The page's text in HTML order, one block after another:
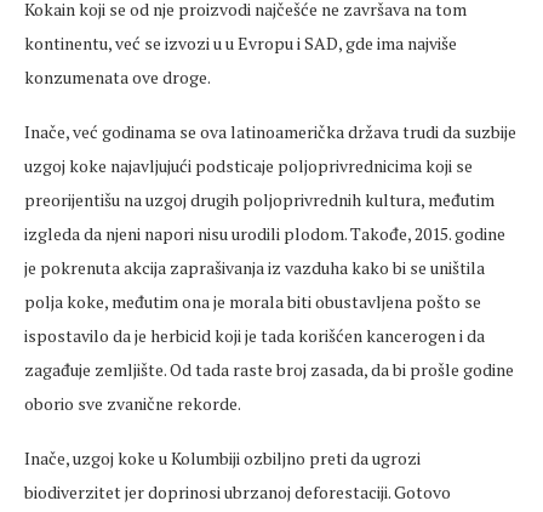
Kokain koji se od nje proizvodi najčešće ne završava na tom
kontinentu, već se izvozi u u Evropu i SAD, gde ima najviše
konzumenata ove droge.
Inače, već godinama se ova latinoamerička država trudi da suzbije
uzgoj koke najavljujući podsticaje poljoprivrednicima koji se
preorijentišu na uzgoj drugih poljoprivrednih kultura, međutim
izgleda da njeni napori nisu urodili plodom. Takođe, 2015. godine
je pokrenuta akcija zaprašivanja iz vazduha kako bi se uništila
polja koke, međutim ona je morala biti obustavljena pošto se
ispostavilo da je herbicid koji je tada korišćen kancerogen i da
zagađuje zemljište. Od tada raste broj zasada, da bi prošle godine
oborio sve zvanične rekorde.
Inače, uzgoj koke u Kolumbiji ozbiljno preti da ugrozi
biodiverzitet jer doprinosi ubrzanoj deforestaciji. Gotovo